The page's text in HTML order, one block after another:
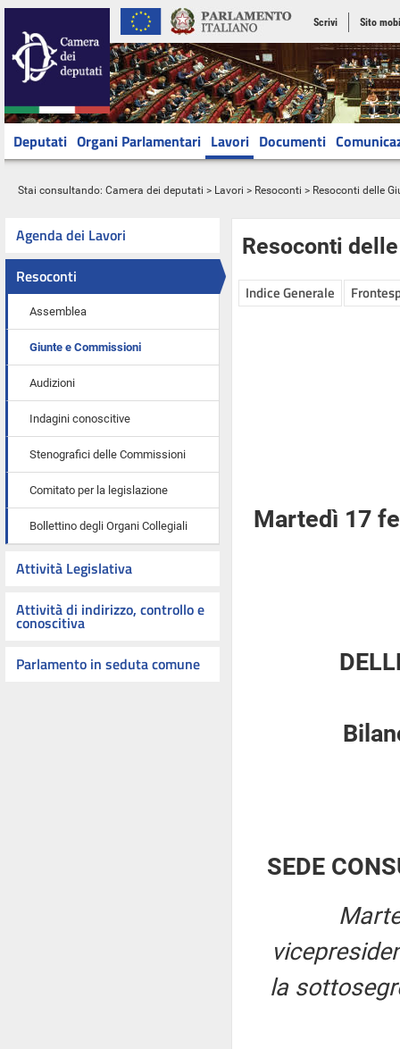
Scrivi Sito
Deputati Organi Parlamentari Lavori Documenti
Stai consultando: Camera dei deputati > Lavori > Resoconti > Resoconti delle
Agenda dei Lavori
Resoconti
Assemblea
Giunte e Commissioni
Audizioni
Indagini conoscitive
Stenografici delle Commissioni
Comitato per la legislazione
Bollettino degli Organi Collegiali
Attività Legislativa
Attività di indirizzo, controllo e
conoscitiva
Parlamento in seduta comune
Resoconti
Indice Generale
Martedì 17
SEDE
la